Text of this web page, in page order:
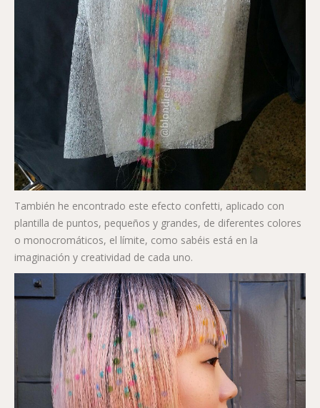
También he encontrado este efecto confetti, aplicado con
plantilla de puntos, pequeños y grandes, de diferentes colores
o monocromáticos, el límite, como sabéis está en la
imaginación y creatividad de cada uno.